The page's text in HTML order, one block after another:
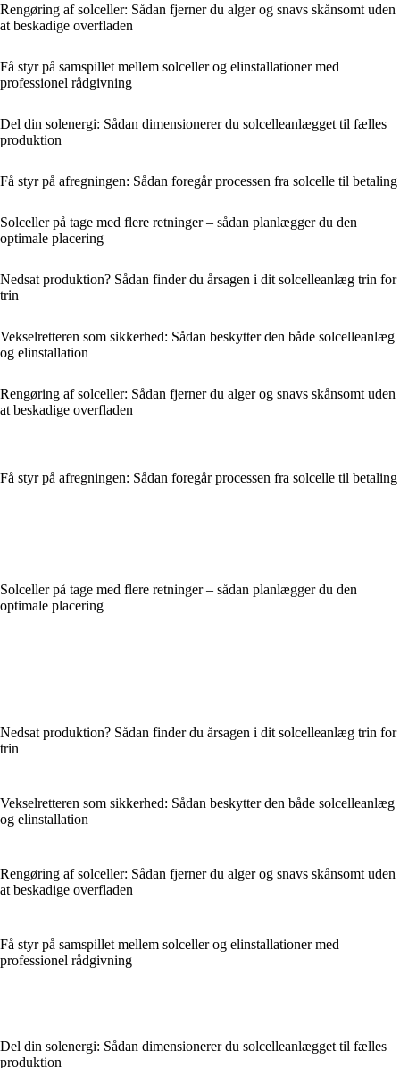
Rengøring af solceller: Sådan fjerner du alger og snavs skånsomt uden
at beskadige overfladen
Få styr på samspillet mellem solceller og elinstallationer med
professionel rådgivning
Del din solenergi: Sådan dimensionerer du solcelleanlægget til fælles
produktion
Få styr på afregningen: Sådan foregår processen fra solcelle til betaling
Solceller på tage med flere retninger – sådan planlægger du den
optimale placering
Nedsat produktion? Sådan finder du årsagen i dit solcelleanlæg trin for
trin
Vekselretteren som sikkerhed: Sådan beskytter den både solcelleanlæg
og elinstallation
Rengøring af solceller: Sådan fjerner du alger og snavs skånsomt uden
at beskadige overfladen
Få styr på afregningen: Sådan foregår processen fra solcelle til betaling
Solceller på tage med flere retninger – sådan planlægger du den
optimale placering
Nedsat produktion? Sådan finder du årsagen i dit solcelleanlæg trin for
trin
Vekselretteren som sikkerhed: Sådan beskytter den både solcelleanlæg
og elinstallation
Rengøring af solceller: Sådan fjerner du alger og snavs skånsomt uden
at beskadige overfladen
Få styr på samspillet mellem solceller og elinstallationer med
professionel rådgivning
Del din solenergi: Sådan dimensionerer du solcelleanlægget til fælles
produktion